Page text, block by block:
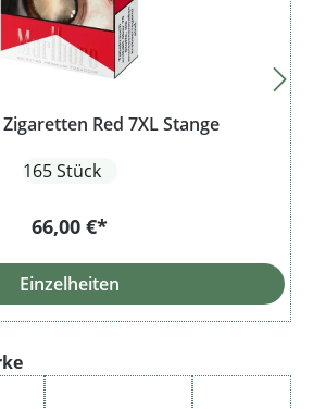
Red 7XL Stange
165 Stück
66,00 €*
Einzelheiten